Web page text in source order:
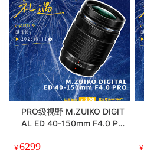
PRO级视野 M.ZUIKO DIGIT
AL ED 40-150mm F4.0 PR
¥6299 ¥